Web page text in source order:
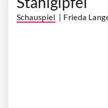
Schauspiel | Frieda